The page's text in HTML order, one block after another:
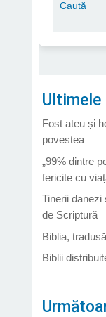
Fost ateu și
povestea
„99% dintre
fericite cu
Tinerii
de Scriptură
Biblia,
Biblii